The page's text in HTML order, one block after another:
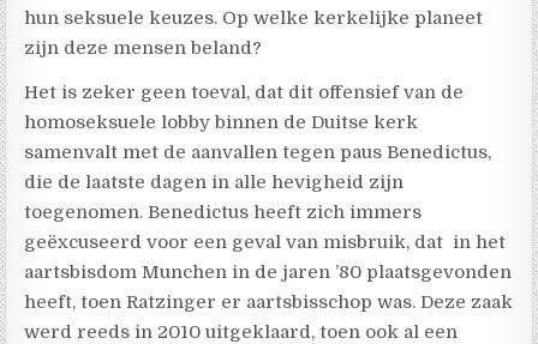
hun seksuele keuzes. Op welke kerkelijke planeet
zijn deze mensen beland?
Het is zeker geen toeval, dat dit offensief van de
homoseksuele lobby binnen de Duitse kerk
samenvalt met de aanvallen tegen paus Benedictus,
die de laatste dagen in alle hevigheid zijn
toegenomen. Benedictus heeft zich immers
geëxcuseerd voor een geval van misbruik, dat in het
aartsbisdom Munchen in de jaren ’80 plaatsgevonden
heeft, toen Ratzinger er aartsbisschop was. Deze zaak
werd reeds in 2010 uitgeklaard, toen ook al een